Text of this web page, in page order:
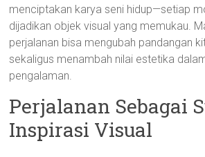
menciptakan karya seni hidup—setiap
dijadikan objek visual yang memukau.
perjalanan bisa mengubah pandangan
sekaligus menambah nilai estetika
pengalaman.
Perjalanan Sebagai
Inspirasi Visual